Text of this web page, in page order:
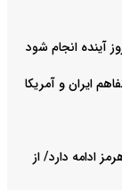
آینده انجام شود
ایران و آمریکا
ادامه دارد/ از